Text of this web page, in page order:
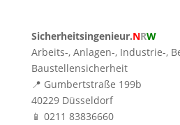
Sicherheitsingenieur.NRW
Arbeits-, Anlagen-, Industrie-,
Baustellensicherheit
📍 Gumbertstraße 199b
40229 Düsseldorf
📱 0211 83836660